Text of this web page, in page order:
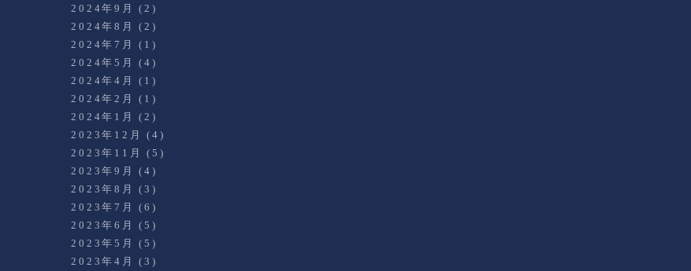
2024年9月
(2)
2024年8月
(2)
2024年7月
(1)
2024年5月
(4)
2024年4月
(1)
2024年2月
(1)
2024年1月
(2)
2023年12月
(4)
2023年11月
(5)
2023年9月
(4)
2023年8月
(3)
2023年7月
(6)
2023年6月
(5)
2023年5月
(5)
2023年4月
(3)